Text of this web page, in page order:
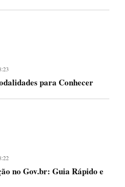
para Conhecer
no Gov.br: Guia Rápido e